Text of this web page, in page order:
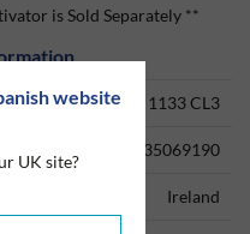
website
UK site?
is Sold Separately **
1133 CL3
35069190
Ireland